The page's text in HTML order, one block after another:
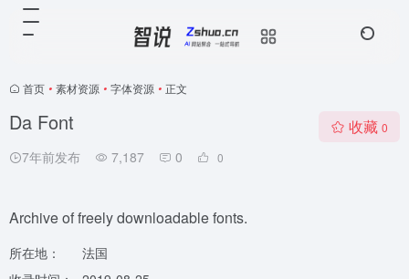
首页 • 素材资源 • 字体资源 • 正文
Da Font
7年前发布 7,187 0 0
收藏 0
Archive of freely downloadable fonts.
所在地：
法国